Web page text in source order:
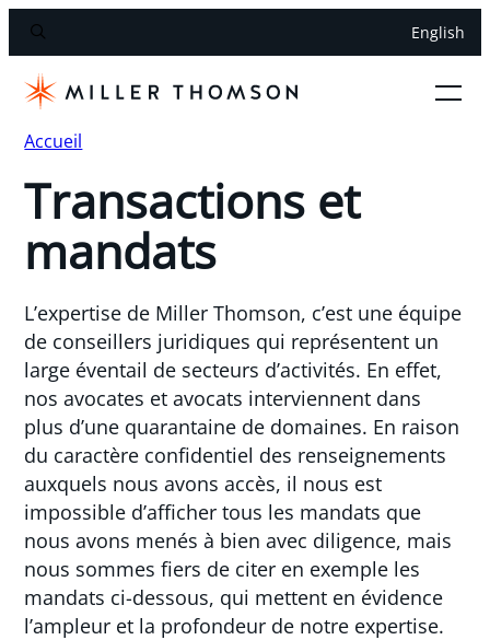
English
Accueil
Transactions et
mandats
L’expertise de Miller Thomson, c’est une équipe
de conseillers juridiques qui représentent un
large éventail de secteurs d’activités. En effet,
nos avocates et avocats interviennent dans
plus d’une quarantaine de domaines. En raison
du caractère confidentiel des renseignements
auxquels nous avons accès, il nous est
impossible d’afficher tous les mandats que
nous avons menés à bien avec diligence, mais
nous sommes fiers de citer en exemple les
mandats ci-dessous, qui mettent en évidence
l’ampleur et la profondeur de notre expertise.